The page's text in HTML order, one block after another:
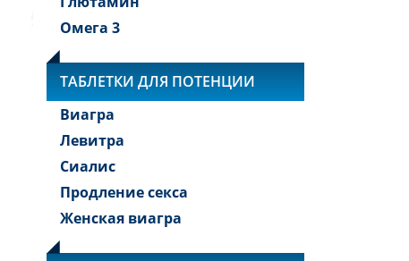
Омега 3
ТАБЛЕТКИ ДЛЯ ПОТЕНЦИИ
Виагра
Левитра
Сиалис
Продление секса
Женская виагра